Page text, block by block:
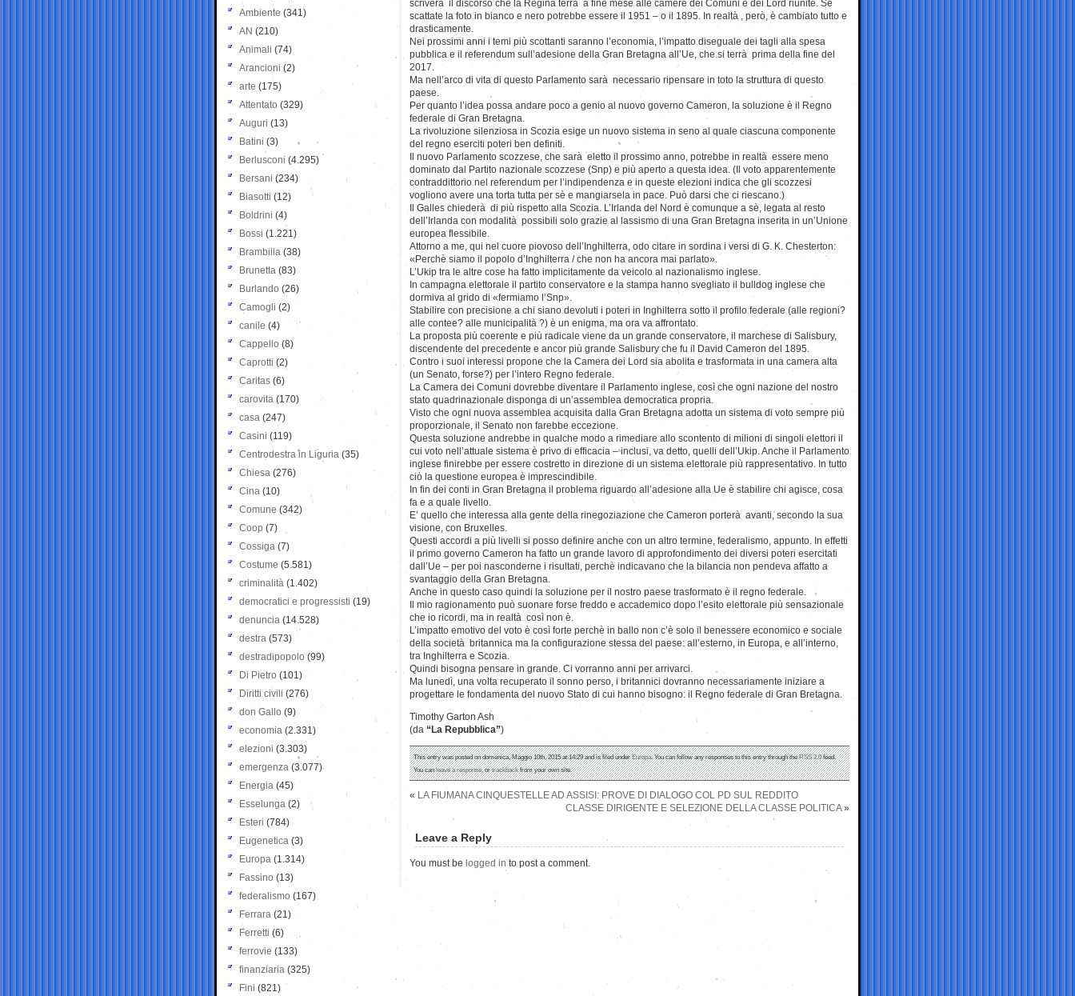
scriverà il discorso che la Regina terrà a fine mese alle camere dei Comuni e dei Lord riunite. Se
scattate la foto in bianco e nero potrebbe essere il 1951 – o il 1895. In realtà , però, è cambiato tutto e
drasticamente.
Nei prossimi anni i temi più scottanti saranno l’economia, l’impatto diseguale dei tagli alla spesa
pubblica e il referendum sull’adesione della Gran Bretagna all’Ue, che si terrà prima della fine del
2017.
Ma nell’arco di vita di questo Parlamento sarà necessario ripensare in toto la struttura di questo
paese.
Per quanto l’idea possa andare poco a genio al nuovo governo Cameron, la soluzione è il Regno
federale di Gran Bretagna.
La rivoluzione silenziosa in Scozia esige un nuovo sistema in seno al quale ciascuna componente
del regno eserciti poteri ben definiti.
Il nuovo Parlamento scozzese, che sarà eletto il prossimo anno, potrebbe in realtà essere meno
dominato dal Partito nazionale scozzese (Snp) e più aperto a questa idea. (Il voto apparentemente
contraddittorio nel referendum per l’indipendenza e in queste elezioni indica che gli scozzesi
vogliono avere una torta tutta per sè e mangiarsela in pace. Può darsi che ci riescano.)
Il Galles chiederà di più rispetto alla Scozia. L’Irlanda del Nord è comunque a sè, legata al resto
dell’Irlanda con modalità possibili solo grazie al lassismo di una Gran Bretagna inserita in un’Unione
europea flessibile.
Attorno a me, qui nel cuore piovoso dell’Inghilterra, odo citare in sordina i versi di G. K. Chesterton:
«Perchè siamo il popolo d’Inghilterra / che non ha ancora mai parlato».
L’Ukip tra le altre cose ha fatto implicitamente da veicolo al nazionalismo inglese.
In campagna elettorale il partito conservatore e la stampa hanno svegliato il bulldog inglese che
dormiva al grido di «fermiamo l’Snp».
Stabilire con precisione a chi siano devoluti i poteri in Inghilterra sotto il profilo federale (alle regioni?
alle contee? alle municipalità ?) è un enigma, ma ora va affrontato.
La proposta più coerente e più radicale viene da un grande conservatore, il marchese di Salisbury,
discendente del precedente e ancor più grande Salisbury che fu il David Cameron del 1895.
Contro i suoi interessi propone che la Camera dei Lord sia abolita e trasformata in una camera alta
(un Senato, forse?) per l’intero Regno federale.
La Camera dei Comuni dovrebbe diventare il Parlamento inglese, così che ogni nazione del nostro
stato quadrinazionale disponga di un’assemblea democratica propria.
Visto che ogni nuova assemblea acquisita dalla Gran Bretagna adotta un sistema di voto sempre più
proporzionale, il Senato non farebbe eccezione.
Questa soluzione andrebbe in qualche modo a rimediare allo scontento di milioni di singoli elettori il
cui voto nell’attuale sistema è privo di efficacia – inclusi, va detto, quelli dell’Ukip. Anche il Parlamento
inglese finirebbe per essere costretto in direzione di un sistema elettorale più rappresentativo. In tutto
ciò la questione europea è imprescindibile.
In fin dei conti in Gran Bretagna il problema riguardo all’adesione alla Ue è stabilire chi agisce, cosa
fa e a quale livello.
E’ quello che interessa alla gente della rinegoziazione che Cameron porterà avanti, secondo la sua
visione, con Bruxelles.
Questi accordi a più livelli si posso definire anche con un altro termine, federalismo, appunto. In effetti
il primo governo Cameron ha fatto un grande lavoro di approfondimento dei diversi poteri esercitati
dall’Ue – per poi nasconderne i risultati, perchè indicavano che la bilancia non pendeva affatto a
svantaggio della Gran Bretagna.
Anche in questo caso quindi la soluzione per il nostro paese trasformato è il regno federale.
Il mio ragionamento può suonare forse freddo e accademico dopo l’esito elettorale più sensazionale
che io ricordi, ma in realtà così non è.
L’impatto emotivo del voto è così forte perchè in ballo non c’è solo il benessere economico e sociale
della società britannica ma la configurazione stessa del paese: all’esterno, in Europa, e all’interno,
tra Inghilterra e Scozia.
Quindi bisogna pensare in grande. Ci vorranno anni per arrivarci.
Ma lunedì, una volta recuperato il sonno perso, i britannici dovranno necessariamente iniziare a
progettare le fondamenta del nuovo Stato di cui hanno bisogno: il Regno federale di Gran Bretagna.
Timothy Garton Ash
(da “La Repubblica”)
This entry was posted on domenica, Maggio 10th, 2015 at 14:29 and is filed underEuropa. You can follow any responses to this entry through theRSS 2.0feed.
You canleave a response, ortrackbackfrom your own site.
« LA FIUMANA CINQUESTELLE AD ASSISI: PROVE DI DIALOGO COL PD SUL REDDITO
CLASSE DIRIGENTE E SELEZIONE DELLA CLASSE POLITICA»
Leave a Reply
You must be logged in to post a comment.
Ambiente (341)
AN (210)
Animali (74)
Arancioni (2)
arte (175)
Attentato (329)
Auguri (13)
Batini (3)
Berlusconi (4.295)
Bersani (234)
Biasotti (12)
Boldrini (4)
Bossi (1.221)
Brambilla (38)
Brunetta (83)
Burlando (26)
Camogli (2)
canile (4)
Cappello (8)
Caprotti (2)
Caritas (6)
carovita (170)
casa (247)
Casini (119)
Centrodestra in Liguria (35)
Chiesa (276)
Cina (10)
Comune (342)
Coop (7)
Cossiga (7)
Costume (5.581)
criminalità (1.402)
democratici e progressisti (19)
denuncia (14.528)
destra (573)
destradipopolo (99)
Di Pietro (101)
Diritti civili (276)
don Gallo (9)
economia (2.331)
elezioni (3.303)
emergenza (3.077)
Energia (45)
Esselunga (2)
Esteri (784)
Eugenetica (3)
Europa (1.314)
Fassino (13)
federalismo (167)
Ferrara (21)
Ferretti (6)
ferrovie (133)
finanziaria (325)
Fini (821)